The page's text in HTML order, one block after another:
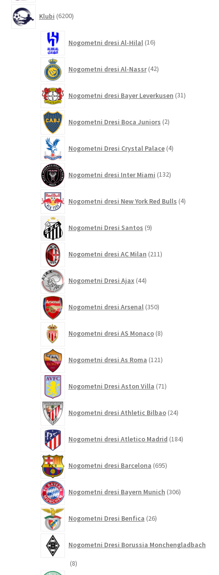
Klubi 6200izdelkov
Nogometni dresi Al-Hilal 16izdelkov
Nogometni dresi Al-Nassr 42izdelkov
Nogometni dresi Bayer Leverkusen 31izdelkov
Nogometni Dresi Boca Juniors 2izdelka
Nogometni Dresi Crystal Palace 4izdelki
Nogometni dresi Inter Miami 132izdelkov
Nogometni dresi New York Red Bulls 4izdelki
Nogometni Dresi Santos 9izdelkov
Nogometni dresi AC Milan 211izdelkov
Nogometni Dresi Ajax 44izdelkov
Nogometni dresi Arsenal 350izdelkov
Nogometni dresi AS Monaco 8izdelkov
Nogometni dresi As Roma 121izdelkov
Nogometni Dresi Aston Villa 71izdelkov
Nogometni dresi Athletic Bilbao 24izdelkov
Nogometni dresi Atletico Madrid 184izdelkov
Nogometni dresi Barcelona 695izdelkov
Nogometni dresi Bayern Munich 306izdelkov
Nogometni Dresi Benfica 26izdelkov
Nogometni Dresi Borussia Monchengladbach
88